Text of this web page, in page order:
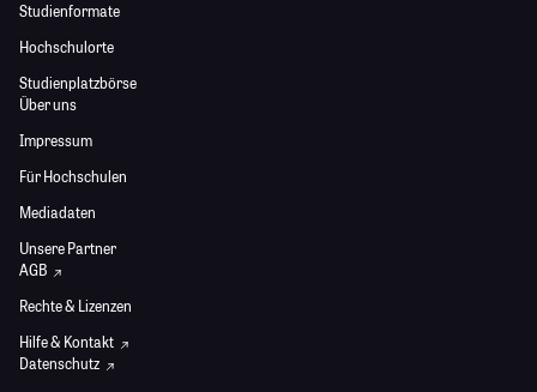
Studienformate
Hochschulorte
Studienplatzbörse
Über uns
Impressum
Für Hochschulen
Mediadaten
Unsere Partner
AGB
Rechte & Lizenzen
Hilfe & Kontakt
Datenschutz